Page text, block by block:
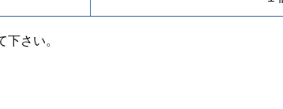
さい。